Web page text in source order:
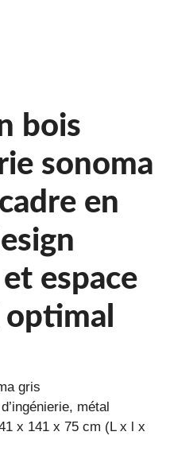
bois
sonoma
en
espace
gris
métal
x 141 x 75 cm (L x l x